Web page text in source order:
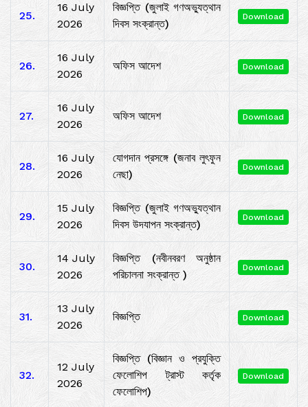
25.
16 July
2026
বিজ্ঞপ্তি (জুলাই গণঅভ্যুত্থান
দিবস সংক্রান্ত)
Download
26.
16 July
2026
অফিস আদেশ Download
27.
16 July
2026
অফিস আদেশ Download
28.
16 July
2026
যোগদান প্রসঙ্গে (জনাব লুৎফুন
নেছা)
Download
29.
15 July
2026
বিজ্ঞপ্তি (জুলাই গণঅভ্যুত্থান
দিবস উদযাপন সংক্রান্ত)
Download
30.
14 July
2026
বিজ্ঞপ্তি (নবীনবরণ অনুষ্ঠান
পরিচালনা সংক্রান্ত )
Download
31.
13 July
2026
বিজ্ঞপ্তি Download
32.
12 July
2026
বিজ্ঞপ্তি (বিজ্ঞান ও প্রযুক্তি
ফেলোশিপ ট্রাস্ট কর্তৃক
ফেলোশিপ)
Download